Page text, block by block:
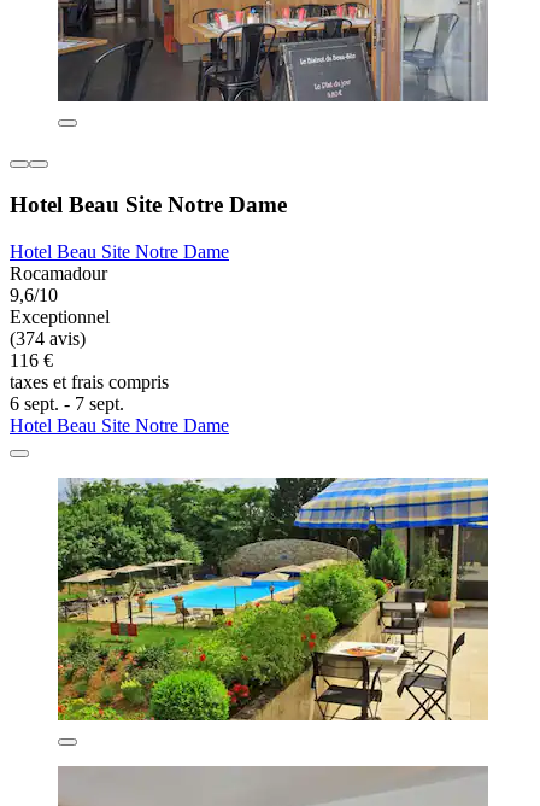
Hotel Beau Site Notre Dame
Hotel Beau Site Notre Dame
Rocamadour
9,6/10
Exceptionnel
(374 avis)
116 €
taxes et frais compris
6 sept. - 7 sept.
Hotel Beau Site Notre Dame